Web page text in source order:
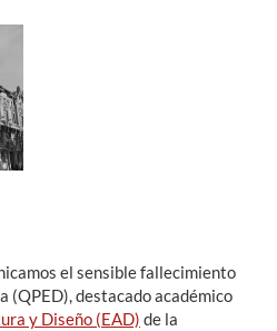
el sensible fallecimiento
(QPED), destacado académico
y Diseño (EAD) de la